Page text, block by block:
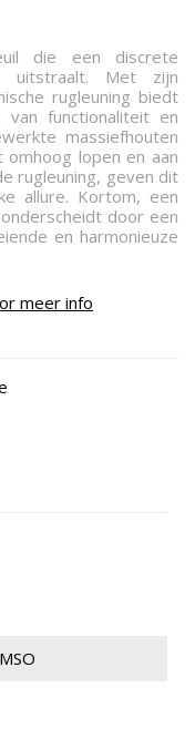
die een discrete
uitstraalt. Met zijn
rugleuning biedt
functionaliteit en
massiefhouten
lopen en aan
rugleuning, geven dit
allure. Kortom, een
door een
en harmonieuze
meer info